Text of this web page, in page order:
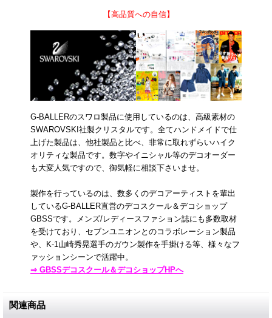
【高品質への自信】
G-BALLERのスワロ製品に使用しているのは、高級素材の
SWAROVSKI社製クリスタルです。全てハンドメイドで仕
上げた製品は、他社製品と比べ、非常に取れずらいハイク
オリティな製品です。数字やイニシャル等のデコオーダー
も大変人気ですので、御気軽に相談下さいませ。
製作を行っているのは、数多くのデコアーティストを輩出
しているG-BALLER直営のデコスクール＆デコショップ
GBSSです。メンズ/レディースファション誌にも多数取材
を受けており、セブンユニオンとのコラボレーション製品
や、K-1山崎秀晃選手のガウン製作を手掛ける等、様々なフ
ァッションシーンで活躍中。
⇒ GBSSデコスクール＆デコショップHPへ
関連商品